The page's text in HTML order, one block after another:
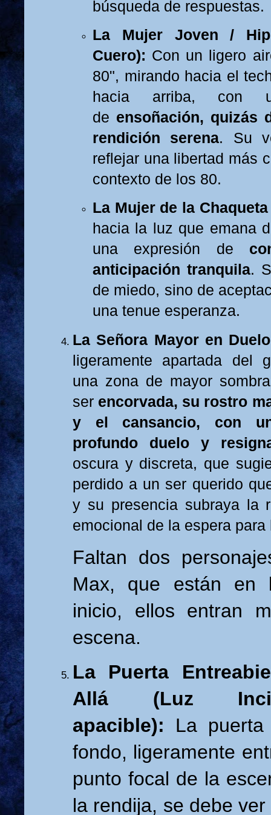
búsqueda de respuestas.
La Mujer Joven /
Cuero): Con un ligero
80", mirando hacia el
hacia arriba, con
de ensoñación, quizás
rendición serena. Su
reflejar una libertad más
contexto de los 80.
La Mujer de la
hacia la luz que emana
una expresión de
anticipación tranquila.
de miedo, sino de
una tenue esperanza.
La Señora Mayor en
ligeramente apartada del
una zona de mayor
ser encorvada, su rostro
y el cansancio, con
profundo duelo y
oscura y discreta, que
perdido a un ser querido
y su presencia subraya la
emocional de la espera
Faltan dos
Max, que están en
inicio, ellos entran
escena.
La Puerta
Allá (Luz
apacible): La
fondo, ligeramente
punto focal de la
la rendija, se debe